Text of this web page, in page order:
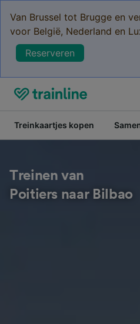
Van Brussel tot Brugge en
voor België, Nederland en
Reserveren
Treinkaartjes kopen
Treinen van
Poitiers naar Bilbao